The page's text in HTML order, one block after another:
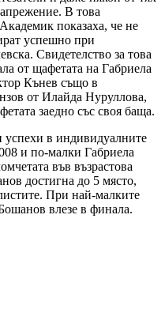
В това
показаха, че не
успешно при
Свидетелство за това
от щафетата на Габриела
Кънев също в
от Илайда Нуруллова,
заедно със своя баща.
успехи в индивидуалните
и по-малки Габриела
във възрастова
достигна до 5 място,
При най-малките
влезе в финала.